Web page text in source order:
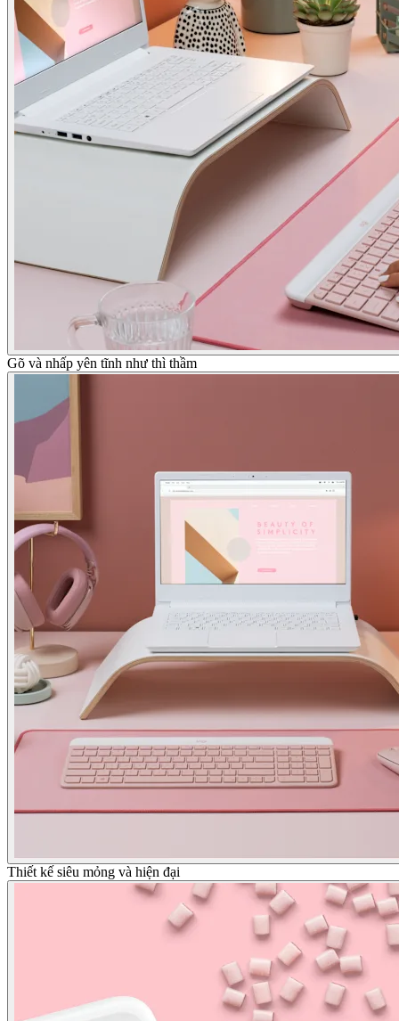
Gõ và nhấp yên tĩnh như thì thầm
Thiết kế siêu mỏng và hiện đại